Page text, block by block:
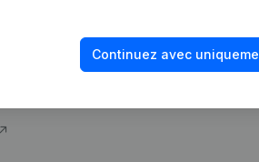
Continuez avec
Vérification de la